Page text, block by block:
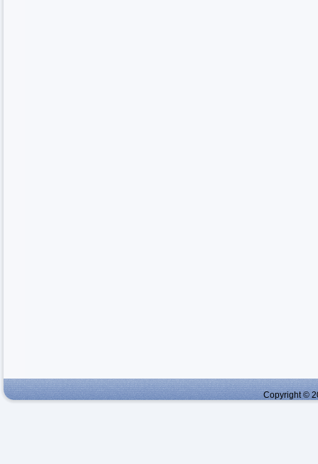
Copyright ©